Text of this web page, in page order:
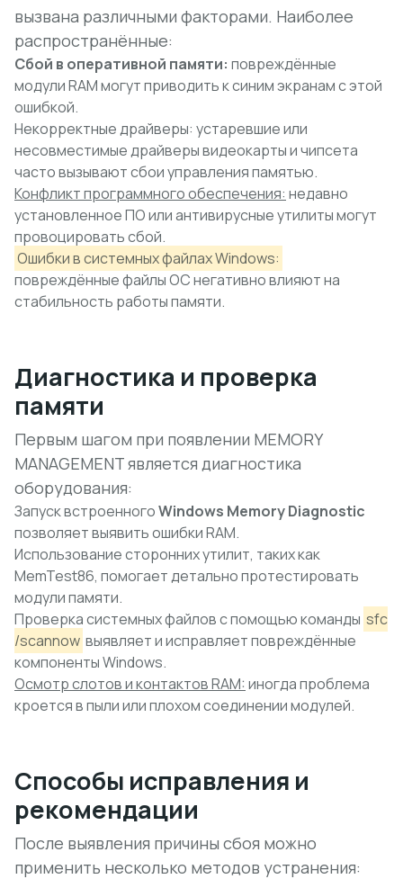
вызвана различными факторами. Наиболее
распространённые:
Сбой в оперативной памяти: повреждённые
модули RAM могут приводить к синим экранам с этой
ошибкой.
Некорректные драйверы: устаревшие или
несовместимые драйверы видеокарты и чипсета
часто вызывают сбои управления памятью.
Конфликт программного обеспечения: недавно
установленное ПО или антивирусные утилиты могут
провоцировать сбой.
Ошибки в системных файлах Windows:
повреждённые файлы ОС негативно влияют на
стабильность работы памяти.
Диагностика и проверка
памяти
Первым шагом при появлении MEMORY
MANAGEMENT является диагностика
оборудования:
Запуск встроенногоWindows Memory Diagnostic
позволяет выявить ошибки RAM.
Использование сторонних утилит, таких как
MemTest86, помогает детально протестировать
модули памяти.
Проверка системных файлов с помощью команды sfc
/scannow выявляет и исправляет повреждённые
компоненты Windows.
Осмотр слотов и контактов RAM: иногда проблема
кроется в пыли или плохом соединении модулей.
Способы исправления и
рекомендации
После выявления причины сбоя можно
применить несколько методов устранения: